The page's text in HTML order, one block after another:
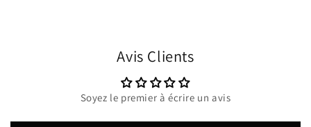
Avis Clients
Soyez le premier à écrire un avis